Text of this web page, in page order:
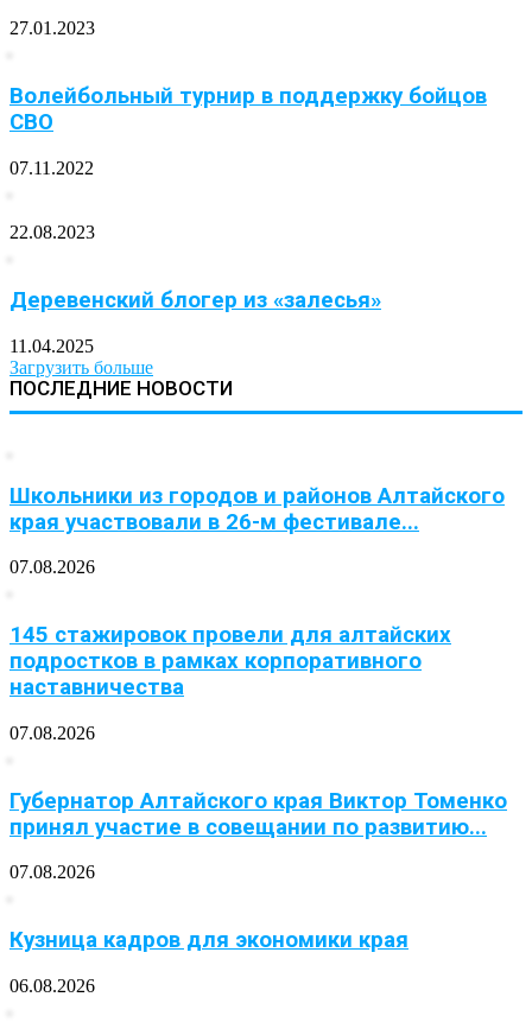
27.01.2023
Волейбольный турнир в поддержку бойцов
СВО
07.11.2022
22.08.2023
Деревенский блогер из «залесья»
11.04.2025
Загрузить больше
ПОСЛЕДНИЕ НОВОСТИ
Школьники из городов и районов Алтайского
края участвовали в 26-м фестивале...
07.08.2026
145 стажировок провели для алтайских
подростков в рамках корпоративного
наставничества
07.08.2026
Губернатор Алтайского края Виктор Томенко
принял участие в совещании по развитию...
07.08.2026
Кузница кадров для экономики края
06.08.2026